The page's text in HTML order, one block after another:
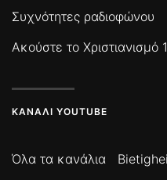
Συχνότητες ραδιοφώνου
Ακούστε το Χριστιανισμό
ΚΑΝΆΛΙ YOUTUBE
Όλα τα κανάλια